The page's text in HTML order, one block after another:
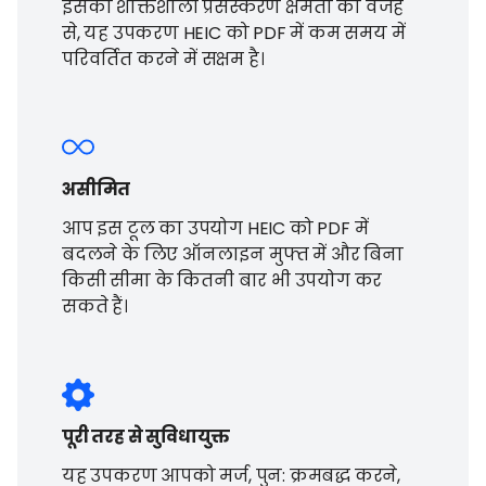
इसकी शक्तिशाली प्रसंस्करण क्षमता की वजह
से, यह उपकरण HEIC को PDF में कम समय में
परिवर्तित करने में सक्षम है।
असीमित
आप इस टूल का उपयोग HEIC को PDF में
बदलने के लिए ऑनलाइन मुफ्त में और बिना
किसी सीमा के कितनी बार भी उपयोग कर
सकते हैं।
पूरी तरह से सुविधायुक्त
यह उपकरण आपको मर्ज, पुन: क्रमबद्ध करने,